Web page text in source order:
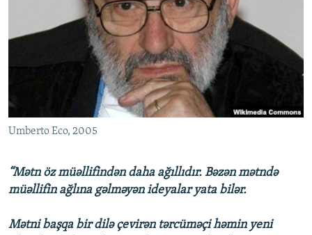
FOTOQALEREYA
OXU ZALI
AZƏRBAYCAN ƏDƏBIYYATI KITABXANASI
İSLAM VƏ DEMOKRATIYA
İZ - MƏDƏNIYYƏT PROQRAMI
HAQQIMIZDA
PEŞƏ ETIKASI VƏ JURNALISTIKA STANDARTLARIMIZ
MATERIALLARIMIZDAN ISTIFADƏ
AZADLIQRADIOSU MOBIL TELEFONUNUZDA
XƏBƏR BÜLLETENLƏRIMIZ
RFE/RL-in bütün saytları
Umberto Eco, 2005
“Mətn öz müəllifindən daha ağıllıdır. Bəzən mətndə
müəllifin ağlına gəlməyən ideyalar yata bilər.
Mətni başqa bir dilə çevirən tərcüməçi həmin yeni